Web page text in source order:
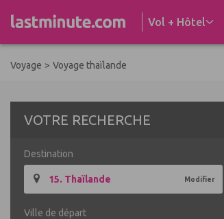
Vol + Hôtel
Voyage > Voyage thaïlande
VOTRE RECHERCHE
Destination
15. Thaïlande Modifier
Ville de départ